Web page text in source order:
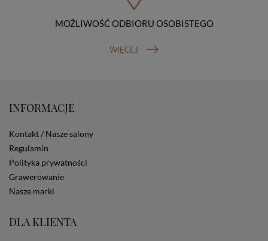
Osobowych, ul. Stawki 2, 00-193 Warszawa) oraz
prawo do cofnięcia zgody na przetwarzanie danych
osobowych (masz prawo cofnięcia zgody na
cofnięcie zgody nie ma wpływu na zgodność z prawem
Podanie przez Ciebie danych jest dobrowolne. Jeżeli
zawartości naszej strony
Zautomatyzowane podejmowanie decyzji
Na stronie Sklepu są wykorzystywane pliki cookies.
Stosowane są one w celach zapewnienia maksymalnej
wygody wszystkich użytkowników (w tym Kupujących)
przy korzystaniu ze Sklepu (zapamiętywanie
statystycznych, także przez inne portale, w tym
MOŹLIWOŚĆ ODBIORU OSOBISTEGO
WIĘCEJ
INFORMACJE
Kontakt / Nasze salony
Regulamin
Polityka prywatności
Grawerowanie
Nasze marki
DLA KLIENTA